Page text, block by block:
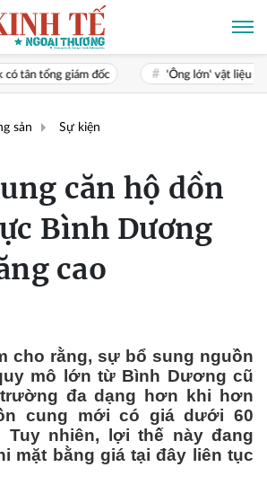
đốc 'Ông lớn' vật liệu xây dựng Thái
sản Sự kiện
căn hộ dồn
Bình Dương
cao
cho rằng, sự bổ sung nguồn
mô lớn từ Bình Dương cũ
đa dạng hơn khi hơn
cung mới có giá dưới 60
Tuy nhiên, lợi thế này đang
mặt bằng giá tại đây liên tục